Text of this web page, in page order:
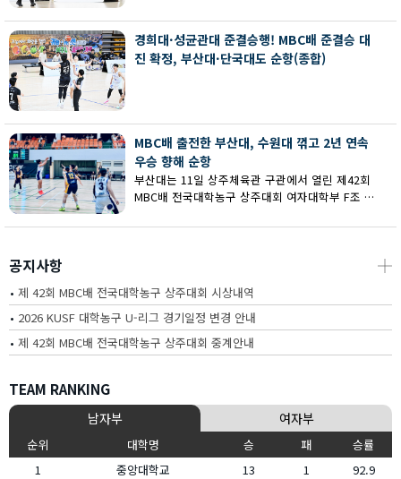
서 부산대에 73-67로 역전승했다.
경희대·성균관대 준결승행! MBC배 준결승 대
진 확정, 부산대·단국대도 순항(종합)
MBC배 출전한 부산대, 수원대 꺾고 2년 연속
우승 향해 순항
부산대는 11일 상주체육관 구관에서 열린 제42회
MBC배 전국대학농구 상주대회 여자대학부 F조 예
공지사항 ┼
• 제 42회 MBC배 전국대학농구 상주대회 시상내역
• 2026 KUSF 대학농구 U-리그 경기일정 변경 안내
• 제 42회 MBC배 전국대학농구 상주대회 중계안내
TEAM RANKING
남자부 여자부
순위 대학명 승 패
승률
1
중앙대학교 13 1
92.9